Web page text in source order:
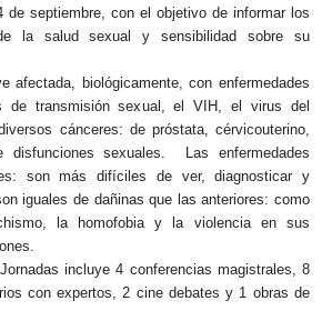
septiembre, con el objetivo de informar los
la salud sexual y sensibilidad sobre su
afectada, biológicamente, con enfermedades
de transmisión sexual, el VIH, el virus del
cánceres: de próstata, cérvicouterino,
disfunciones sexuales. Las enfermedades
son más difíciles de ver, diagnosticar y
iguales de dañinas que las anteriores: como
la homofobia y la violencia en sus
incluye 4 conferencias magistrales, 8
con expertos, 2 cine debates y 1 obras de